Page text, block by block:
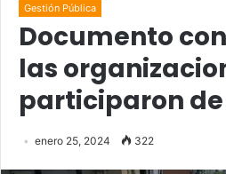
Gestión Pública
Documento
las
participaron
enero 25, 2024 322